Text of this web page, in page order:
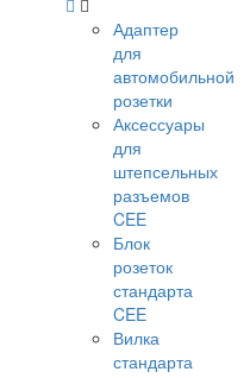
Адаптер
для
автомобильной
розетки
Аксессуары
для
штепсельных
разъемов
CEE
Блок
розеток
стандарта
CEE
Вилка
стандарта